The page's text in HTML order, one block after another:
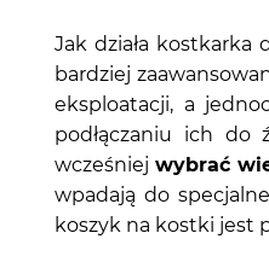
Jak działa
bardziej
eksploatacji, a
podłączaniu ich do
wcześniejwybrać
wpadają do
koszyk na kostki jest